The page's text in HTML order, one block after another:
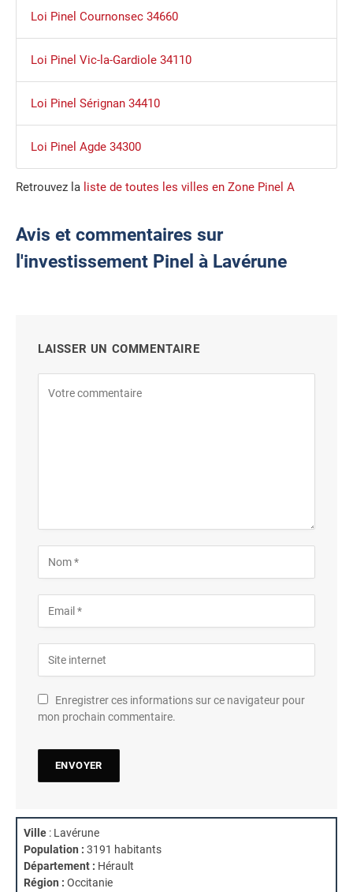
Loi Pinel Cournonsec 34660
Loi Pinel Vic-la-Gardiole 34110
Loi Pinel Sérignan 34410
Loi Pinel Agde 34300
Retrouvez la liste de toutes les villes en Zone Pinel A
Avis et commentaires sur
l'investissement Pinel à Lavérune
LAISSER UN COMMENTAIRE
Enregistrer ces informations sur ce navigateur pour
mon prochain commentaire.
Ville : Lavérune
Population : 3191 habitants
Département : Hérault
Région : Occitanie